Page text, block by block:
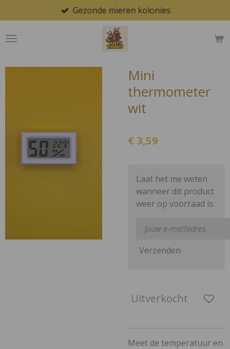
direct
naar
Gezonde mieren kolonies
Mini
thermometer
wit
€ 3,59
Laat het me weten
wanneer dit product
weer op voorraad is.
Verzenden
Uitverkocht
Meet de temperatuur en